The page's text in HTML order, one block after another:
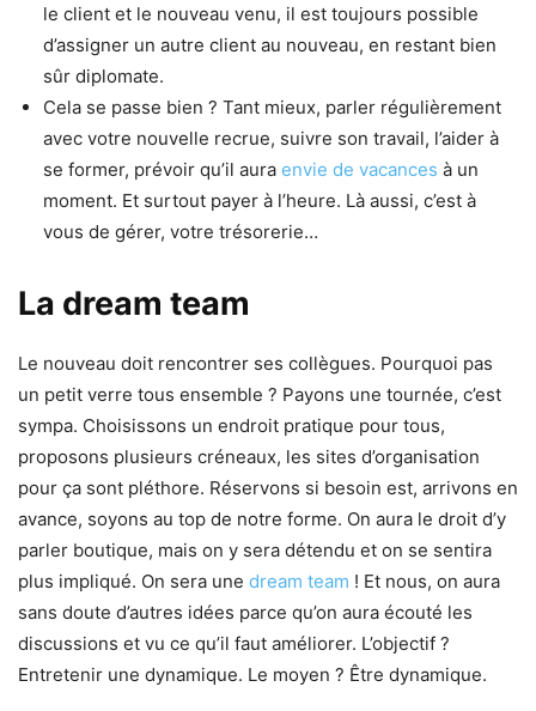
le client et le nouveau venu, il est toujours possible
d’assigner un autre client au nouveau, en restant bien
sûr diplomate.
Cela se passe bien ? Tant mieux, parler régulièrement
avec votre nouvelle recrue, suivre son travail, l’aider à
se former, prévoir qu’il aura envie de vacances à un
moment. Et surtout payer à l’heure. Là aussi, c’est à
vous de gérer, votre trésorerie…
La dream team
Le nouveau doit rencontrer ses collègues. Pourquoi pas
un petit verre tous ensemble ? Payons une tournée, c’est
sympa. Choisissons un endroit pratique pour tous,
proposons plusieurs créneaux, les sites d’organisation
pour ça sont pléthore. Réservons si besoin est, arrivons en
avance, soyons au top de notre forme. On aura le droit d’y
parler boutique, mais on y sera détendu et on se sentira
plus impliqué. On sera une dream team ! Et nous, on aura
sans doute d’autres idées parce qu’on aura écouté les
discussions et vu ce qu’il faut améliorer. L’objectif ?
Entretenir une dynamique. Le moyen ? Être dynamique.